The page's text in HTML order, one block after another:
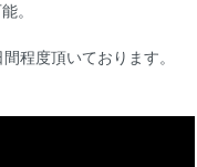
。
程度頂いております。